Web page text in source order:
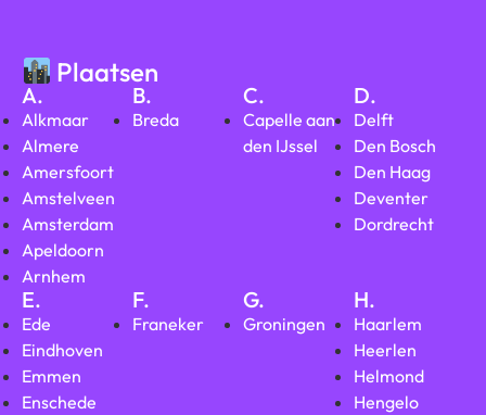
Plaatsen
A.
Alkmaar
Almere
Amersfoort
Amstelveen
Amsterdam
Apeldoorn
Arnhem
B.
Breda
C.
Capelle aan
den IJssel
D.
Delft
Den Bosch
Den Haag
Deventer
Dordrecht
E.
Ede
Eindhoven
Emmen
Enschede
F.
Franeker
G.
Groningen
H.
Haarlem
Heerlen
Helmond
Hengelo